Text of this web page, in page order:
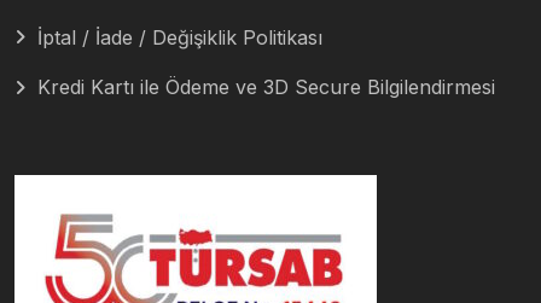
İptal / İade / Değişiklik Politikası
Kredi Kartı ile Ödeme ve 3D Secure Bilgilendirmesi